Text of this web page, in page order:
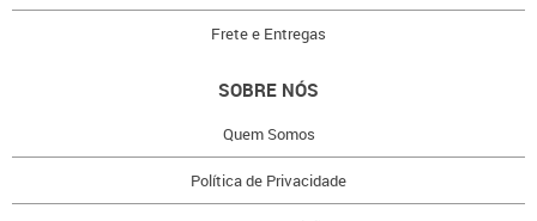
Frete e Entregas
SOBRE NÓS
Quem Somos
Política de Privacidade